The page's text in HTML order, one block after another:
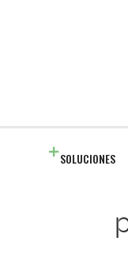
SOLUCIONES